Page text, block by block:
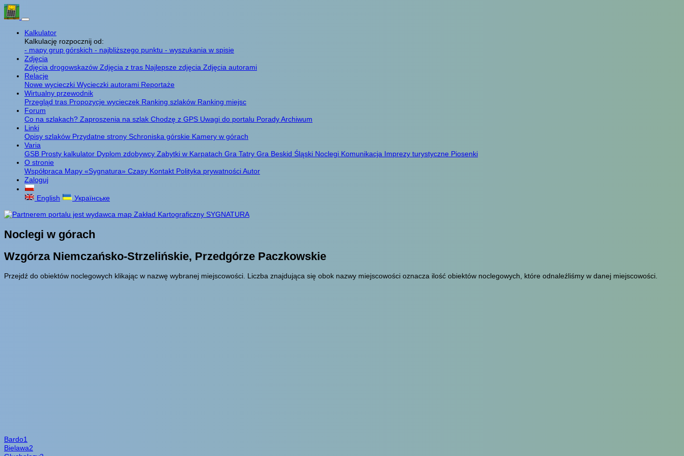
Kalkulator
Kalkulację rozpocznij od:
- mapy grup górskich - najbliższego punktu - wyszukania w spisie
Zdjęcia
Zdjęcia drogowskazów Zdjęcia z tras Najlepsze zdjęcia Zdjęcia autorami
Relacje
Nowe wycieczki Wycieczki autorami Reportaże
Wirtualny przewodnik
Przegląd tras Propozycje wycieczek Ranking szlaków Ranking miejsc
Forum
Co na szlakach? Zaproszenia na szlak Chodzę z GPS Uwagi do portalu PoradyArchiwum
Linki
Opisy szlaków Przydatne strony Schroniska górskie Kamery w górach
Varia
GSB Prosty kalkulator Dyplom zdobywcy Zabytki w Karpatach Gra Tatry Gra Beskid Śląski Noclegi Komunikacja Imprezy turystyczne Piosenki
O stronie
Współpraca Mapy «Sygnatura» Czasy Kontakt Polityka prywatnościAutor
Zaloguj
English Українське
Noclegi w górach
Wzgórza Niemczańsko-Strzelińskie, Przedgórze Paczkowskie
Przejdź do obiektów noclegowych klikając w nazwę wybranej miejscowości. Liczba znajdująca się obok nazwy miejscowości oznacza ilość obiektów noclegowych, które odnaleźliśmy w danej miejscowości.
Bardo1
Bielawa2